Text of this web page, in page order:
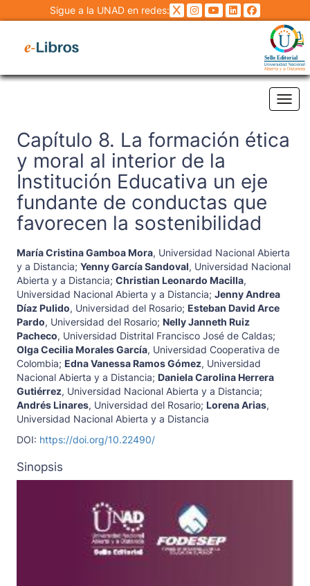
Sigue a la UNAD en redes:
Capítulo 8. La formación ética
y moral al interior de la
Institución Educativa un eje
fundante de conductas que
favorecen la sostenibilidad
María Cristina Gamboa Mora, Universidad Nacional Abierta
y a Distancia; Yenny García Sandoval, Universidad Nacional
Abierta y a Distancia; Christian Leonardo Macilla,
Universidad Nacional Abierta y a Distancia; Jenny Andrea
Díaz Pulido, Universidad del Rosario; Esteban David Arce
Pardo, Universidad del Rosario; Nelly Janneth Ruiz
Pacheco, Universidad Distrital Francisco José de Caldas;
Olga Cecilia Morales García, Universidad Cooperativa de
Colombia; Edna Vanessa Ramos Gómez, Universidad
Nacional Abierta y a Distancia; Daniela Carolina Herrera
Gutiérrez, Universidad Nacional Abierta y a Distancia;
Andrés Linares, Universidad del Rosario; Lorena Arias,
Universidad Nacional Abierta y a Distancia
DOI: https://doi.org/10.22490/
Sinopsis